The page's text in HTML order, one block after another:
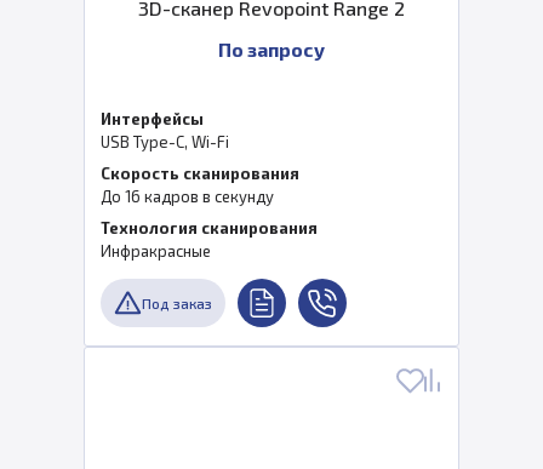
3D-сканер Revopoint Range 2
По запросу
Интерфейсы
USB Type-C, Wi-Fi
Скорость сканирования
До 16 кадров в секунду
Технология сканирования
Инфракрасные
Под заказ